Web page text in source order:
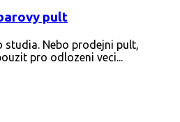
pult
studia. Nebo prodejni pult,
pro odlozeni veci...